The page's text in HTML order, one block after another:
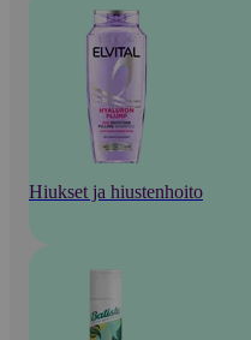
Hiukset ja hiustenhoito